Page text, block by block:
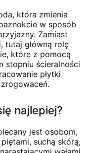
która zmienia
w sposób
Zamiast
tutaj główną rolę
które z pomocą
stopniu ścieralności
płytki
najlepiej?
jest osobom,
suchą skórą,